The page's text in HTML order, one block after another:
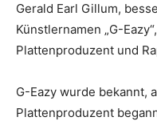
Gerald Earl Gillum,
Künstlernamen „G-
Plattenproduzent und
G-Eazy wurde bekannt,
Plattenproduzent